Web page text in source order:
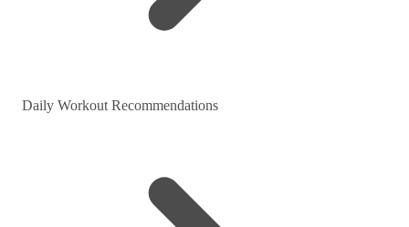
Daily Workout Recommendations